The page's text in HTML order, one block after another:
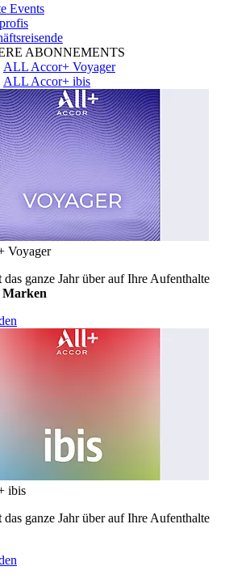
Events
ABONNEMENTS
ALL Accor+ Voyager
ALL Accor+ ibis
Voyager
das ganze Jahr über auf Ihre Aufenthalte
Marken
ibis
das ganze Jahr über auf Ihre Aufenthalte